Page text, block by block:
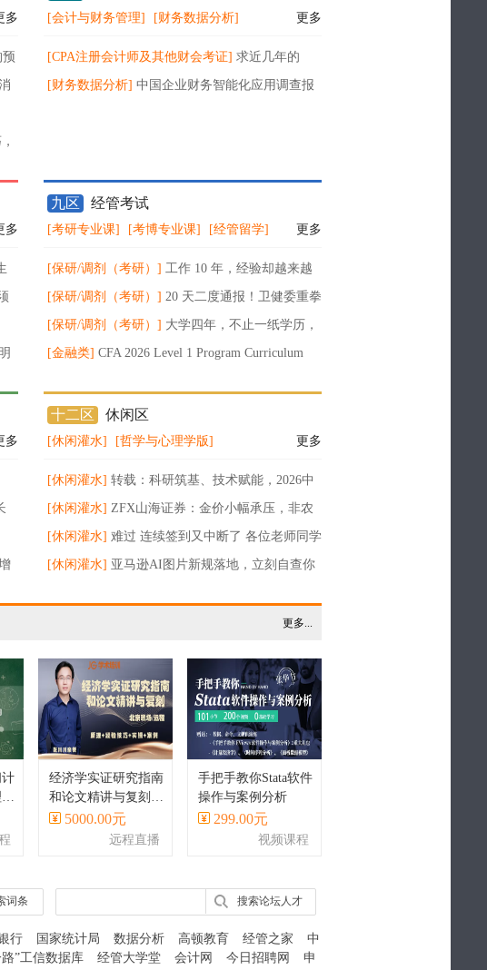
多 [会计与财务管理] [财务数据分析] 更多
[CPA注册会计师及其他财会考证] 求近几年的
CPA财务管理教材电子版
[财务数据分析] 中国企业财务智能化应用调查报
多
九区 经管考试
[考研专业课] [考博专业课] [经管留学] 更多
[保研/调剂（考研）] 工作 10 年，经验却越来越
不值钱？AI 时代，真正决定职场上限的是这 6 种
能力
[保研/调剂（考研）] 20 天二度通报！卫健委重拳
打击论文工厂：没发表也重罚，多人终身禁赛
[保研/调剂（考研）] 大学四年，不止一纸学历，
更要搭建属于你的长期竞争力
[金融类] CFA 2026 Level 1 Program Curriculum
多
十二区 休闲区
[休闲灌水] [哲学与心理学版] 更多
[休闲灌水] 转载：科研筑基、技术赋能，2026中
知技术院倾力打造管理咨询“国家队”
[休闲灌水] ZFX山海证券：金价小幅承压，非农
重磅来袭！
[休闲灌水] 难过 连续签到又中断了 各位老师同学
帮忙点击下 谢谢
[休闲灌水] 亚马逊AI图片新规落地，立刻自查你
更多...
经济学实证研究指南
和论文精讲与复刻丨
Stata实现
5000.00元
远程直播
手把手教你Stata软件
操作与案例分析
299.00元
视频课程
词条 搜索论坛人才
行 国家统计局 数据分析 高顿教育 经管之家
中
”工信数据库 经管大学堂 会计网 今日招聘网 申